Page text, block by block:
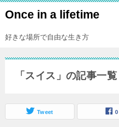
Once in a lifetime
好きな場所で自由な生き方
「スイス」の記事一覧
Tweet 0